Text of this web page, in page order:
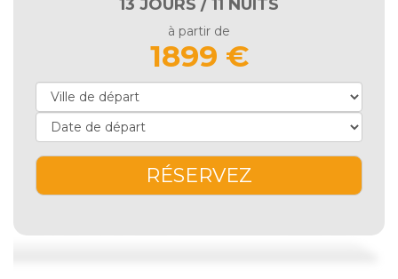
13 JOURS / 11 NUITS
à partir de
1899 €
RÉSERVEZ